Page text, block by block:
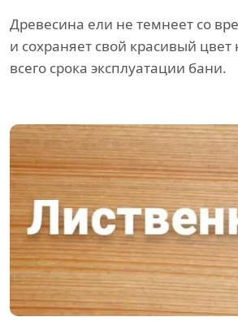
Древесина ели не темнеет со
и сохраняет свой красивый
всего срока эксплуатации бани.